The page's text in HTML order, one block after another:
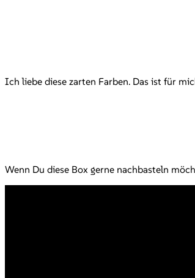
Ich liebe diese zarten Farben. Das ist für
Wenn Du diese Box gerne nachbasteln